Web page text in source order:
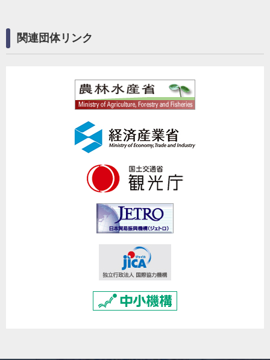
関連団体リンク